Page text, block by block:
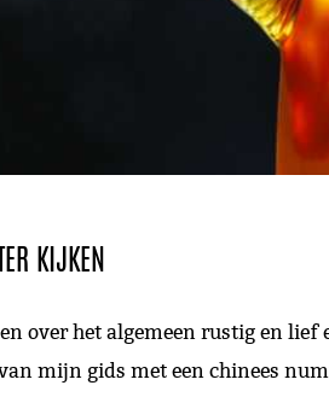
KIJKEN
over het algemeen rustig en
mijn gids met een chinees